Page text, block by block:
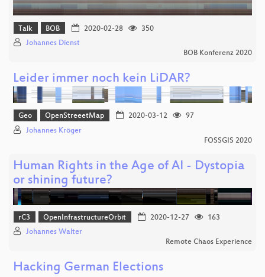
Talk BOB 2020-02-28
350
Johannes Dienst
BOB Konferenz 2020
Leider immer noch kein LiDAR?
Geo OpenStreeetMap 2020-03-12
97
Johannes Kröger
FOSSGIS 2020
Human Rights in the Age of AI - Dystopia
or shining future?
rC3 OpenInfrastructureOrbit 2020-12-27
163
Johannes Walter
Remote Chaos Experience
Hacking German Elections